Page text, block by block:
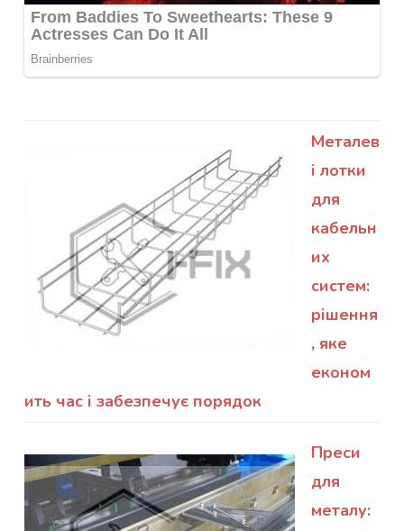
Металев
і лотки
для
кабельн
их
систем:
рішення
, яке
економ
ить час і забезпечує порядок
Преси
для
металу: